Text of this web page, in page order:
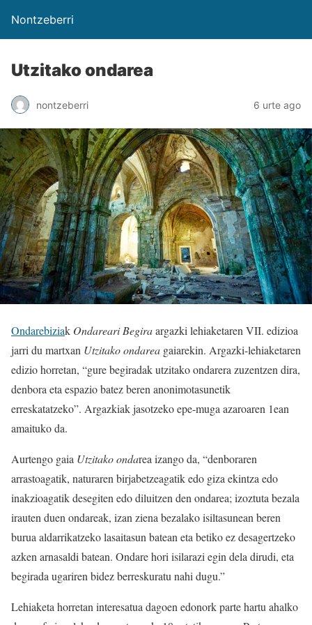
Nontzeberri
Utzitako ondarea
nontzeberri 6 urte ago
Ondarebiziak Ondareari Begiraargazki lehiaketaren VII. edizioa
jarri du martxan Utzitako ondarea gaiarekin. Argazki-lehiaketaren
edizio horretan, “gure begiradak utzitako ondarera zuzentzen dira,
denbora eta espazio batez beren anonimotasunetik
erreskatatzeko”. Argazkiak jasotzeko epe-muga azaroaren 1ean
amaituko da.
Aurtengo gaia Utzitako ondarea izango da, “denboraren
arrastoagatik, naturaren birjabetzeagatik edo giza ekintza edo
inakzioagatik desegiten edo diluitzen den ondarea; izoztuta bezala
irauten duen ondareak, izan ziena bezalako isiltasunean beren
burua aldarrikatzeko lasaitasun batean eta betiko ez desagertzeko
azken arnasaldi batean. Ondare hori isilarazi egin dela dirudi, eta
begirada ugariren bidez berreskuratu nahi dugu.”
Lehiaketa horretan interesatua dagoen edonork parte hartu ahalko